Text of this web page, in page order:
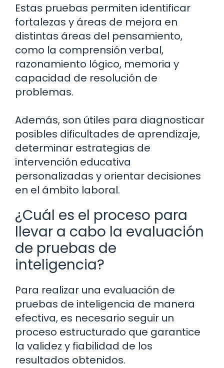
Estas pruebas permiten identificar
fortalezas y áreas de mejora en
distintas áreas del pensamiento,
como la comprensión verbal,
razonamiento lógico, memoria y
capacidad de resolución de
problemas.
Además, son útiles para diagnosticar
posibles dificultades de aprendizaje,
determinar estrategias de
intervención educativa
personalizadas y orientar decisiones
en el ámbito laboral.
¿Cuál es el proceso para
llevar a cabo la evaluación
de pruebas de
inteligencia?
Para realizar una evaluación de
pruebas de inteligencia de manera
efectiva, es necesario seguir un
proceso estructurado que garantice
la validez y fiabilidad de los
resultados obtenidos.